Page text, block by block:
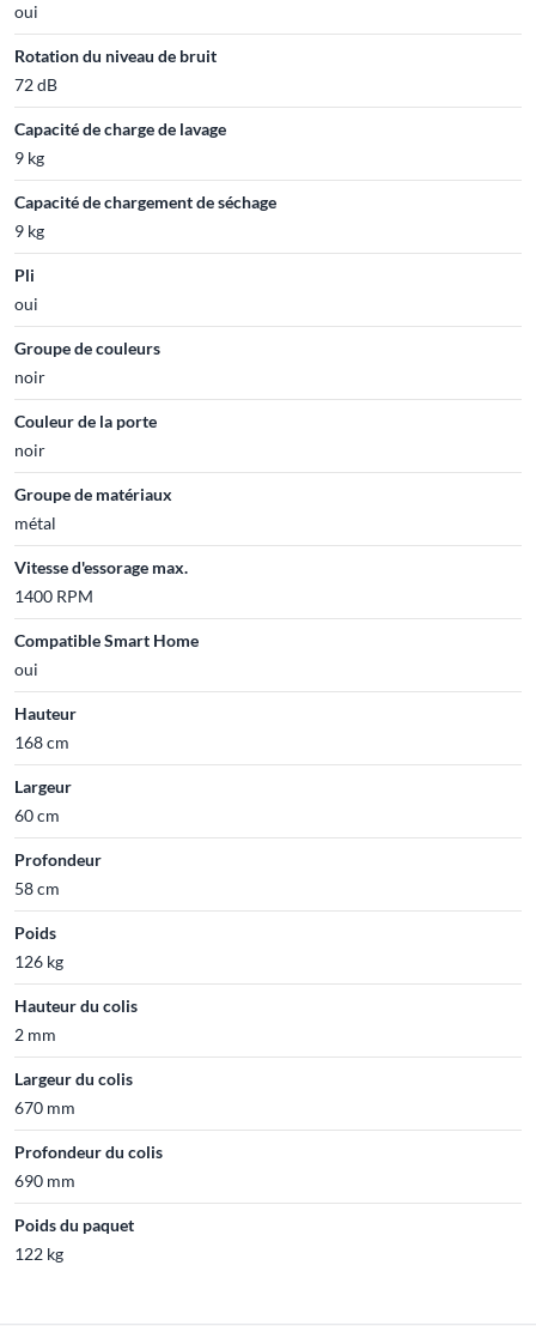
oui
Rotation du niveau de bruit
72 dB
Capacité de charge de lavage
9 kg
Capacité de chargement de séchage
9 kg
Pli
oui
Groupe de couleurs
noir
Couleur de la porte
noir
Groupe de matériaux
métal
Vitesse d'essorage max.
1400 RPM
Compatible Smart Home
oui
Hauteur
168 cm
Largeur
60 cm
Profondeur
58 cm
Poids
126 kg
Hauteur du colis
2 mm
Largeur du colis
670 mm
Profondeur du colis
690 mm
Poids du paquet
122 kg